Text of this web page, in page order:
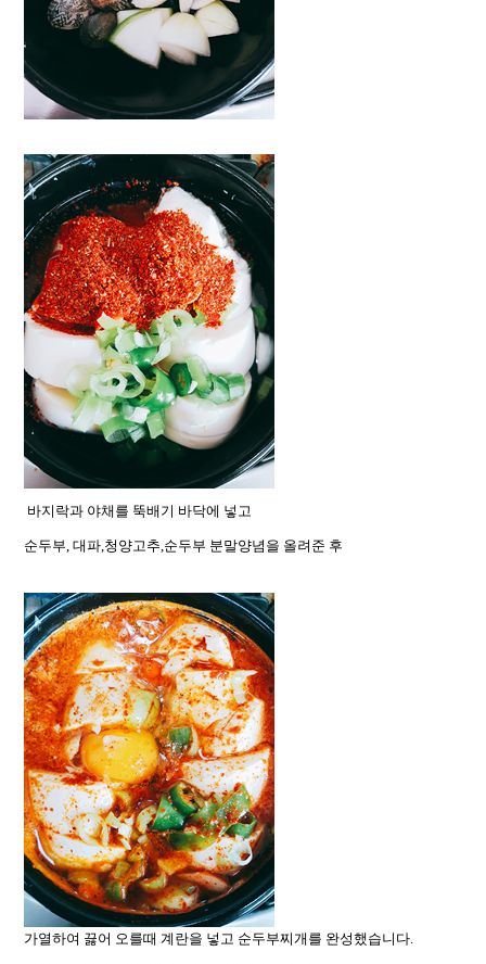
바지락과 야채를 뚝배기 바닥에 넣고
순두부, 대파,청양고추,순두부 분말양념을 올려준 후
가열하여 끓어 오를때 계란을 넣고 순두부찌개를 완성했습니다.